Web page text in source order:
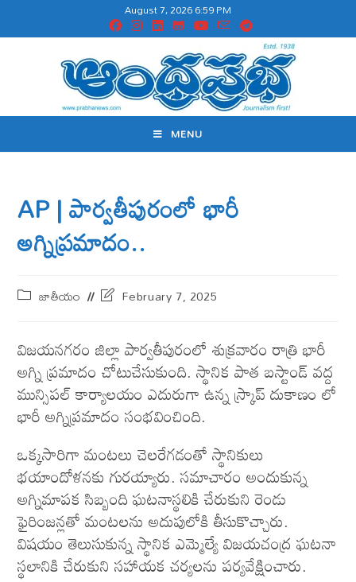
August 7, 2026 6:59 PM
MENU
AP | పార్వతీపురంలో భారీ
అగ్నిప్రమాదం..
జాతీయం February 7, 2025
విజయనగరం జిల్లా పార్వతీపురంలో శుక్రవారం రాత్రి భారీ
అగ్ని ప్రమాదం చోటుచేసుకుంది. స్థానిక పాత బస్టాండ్ వ‌ద్ద‌
మున్సిపల్‌ కార్యాలయం ఎదురుగా ఉన్న స్క్రాప్‌ దుకాణం లో
భారీ అగ్నిప్రమాదం సంభవించింది.
ఒక్కసారిగా మంటలు చెలరేగడంతో స్థానికులు
భయాందోళనకు గురయ్యారు. సమాచారం అందుకున్న
అగ్నిమాపక సిబ్బంది ఘటనాస్థలికి చేరుకుని రెండు
ఫైరింజన్లతో మంటలను అదుపులోకి తీసుకొచ్చారు.
విషయం తెలుసుకున్న స్థానిక ఎమ్మెల్యే విజయచంద్ర ఘటనా
స్థలానికి చేరుకుని సహాయక చర్యలను పర్యవేక్షించారు.